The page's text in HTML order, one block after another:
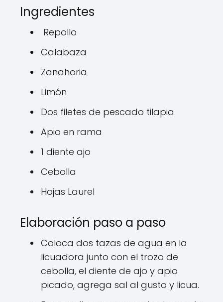
Ingredientes
Repollo
Calabaza
Zanahoria
Limón
Dos filetes de pescado tilapia
Apio en rama
1 diente ajo
Cebolla
Hojas Laurel
Elaboración paso a paso
Coloca dos tazas de agua en la
licuadora junto con el trozo de
cebolla, el diente de ajo y apio
picado, agrega sal al gusto y licua.